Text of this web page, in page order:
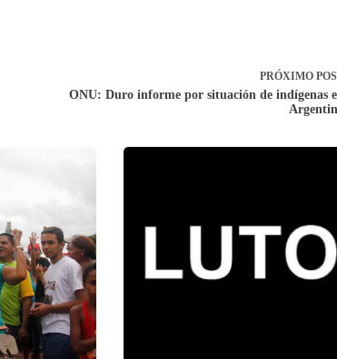
PRÓXIMO
ONU: Duro informe por situación de indígenas